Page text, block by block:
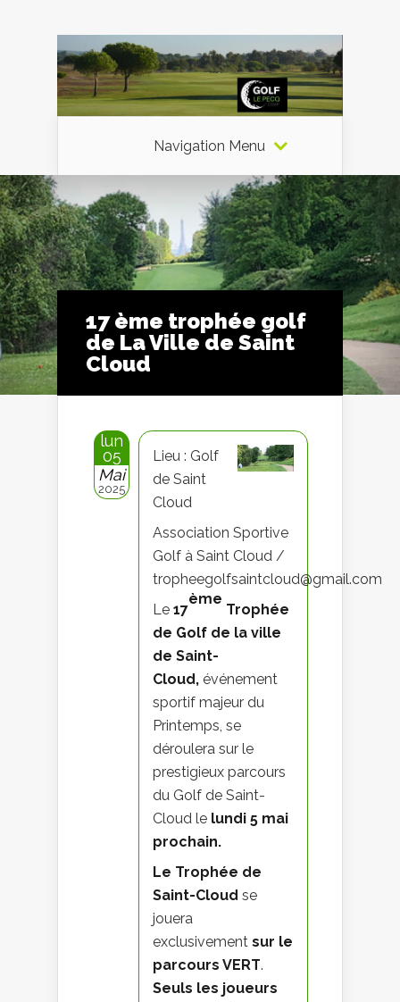
Navigation Menu
17 ème trophée golf
de La Ville de Saint
Cloud
lun
05
Mai
2025
Lieu : Golf
de Saint
Cloud
Association Sportive
Golf à Saint Cloud /
tropheegolfsaintcloud@gmail.com
Le 17
ème
Trophée
de Golf de la ville
de Saint-
Cloud, événement
sportif majeur du
Printemps, se
déroulera sur le
prestigieux parcours
du Golf de Saint-
Cloud le lundi 5 mai
prochain.
Le Trophée de
Saint-Cloud se
jouera
exclusivement sur le
parcours VERT.
Seuls les joueurs